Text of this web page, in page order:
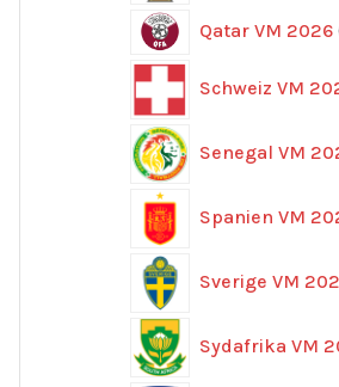
Qatar VM 2026
Schweiz VM
Senegal VM
Spanien VM
Sverige VM
Sydafrika VM